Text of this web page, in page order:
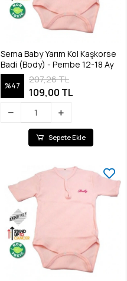
Sema Baby Yarım Kol Kaşkorse
Badi (Body) - Pembe 12-18 Ay
%47
207,26 TL
109,00 TL
Sepete Ekle